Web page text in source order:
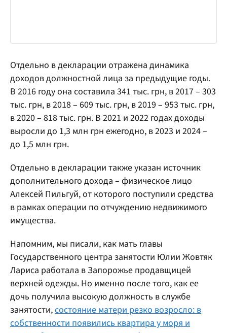
Отдельно в декларации отражена динамика
доходов должностной лица за предыдущие годы.
В 2016 году она составила 341 тыс. грн, в 2017 – 303
тыс. грн, в 2018 – 609 тыс. грн, в 2019 – 953 тыс. грн,
в 2020 – 818 тыс. грн. В 2021 и 2022 годах доходы
выросли до 1,3 млн грн ежегодно, в 2023 и 2024 –
до 1,5 млн грн.
Отдельно в декларации также указан источник
дополнительного дохода – физическое лицо
Алексей Пильгуй, от которого поступили средства
в рамках операции по отчуждению недвижимого
имущества.
Напомним, мы писали, как мать главы
Государственного центра занятости Юлии Жовтяк
Лариса работала в Запорожье продавщицей
верхней одежды. Но именно после того, как ее
дочь получила высокую должность в службе
занятости,состояние матери резко возросло: в
собственности появились квартира у моря и